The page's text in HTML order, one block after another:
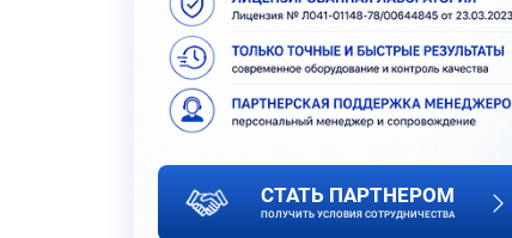
СТАТЬ ПАРТНЕРОМ
ПОЛУЧИТЬ УСЛОВИЯ СОТРУДНИЧЕСТВА